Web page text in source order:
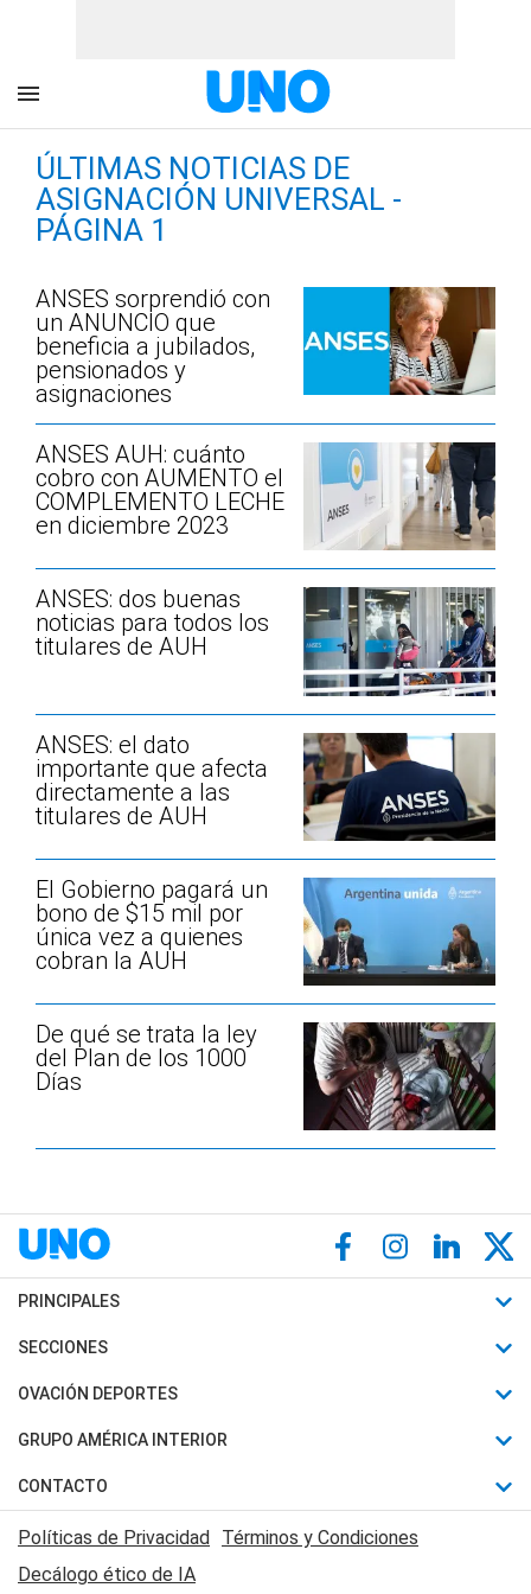
ÚLTIMAS NOTICIAS DE
ASIGNACIÓN UNIVERSAL -
PÁGINA 1
ANSES sorprendió con
un ANUNCIO que
beneficia a jubilados,
pensionados y
asignaciones
ANSES AUH: cuánto
cobro con AUMENTO el
COMPLEMENTO LECHE
en diciembre 2023
ANSES: dos buenas
noticias para todos los
titulares de AUH
ANSES: el dato
importante que afecta
directamente a las
titulares de AUH
El Gobierno pagará un
bono de $15 mil por
única vez a quienes
cobran la AUH
De qué se trata la ley
del Plan de los 1000
Días
PRINCIPALES
Últimas Noticias
Política
Judiciales
Economia
SECCIONES
Horóscopo
Motores
Trucos caseros
Series y Películas
Edictos y Solicitadas
OVACIÓN DEPORTES
Fútbol
Mundial
Automovilismo
Rugby
GRUPO AMÉRICA INTERIOR
Canal 7 en Vivo
CONTACTO
Acerca de Nosotros
Contactanos
Políticas de Privacidad
Términos y Condiciones
Decálogo ético de IA